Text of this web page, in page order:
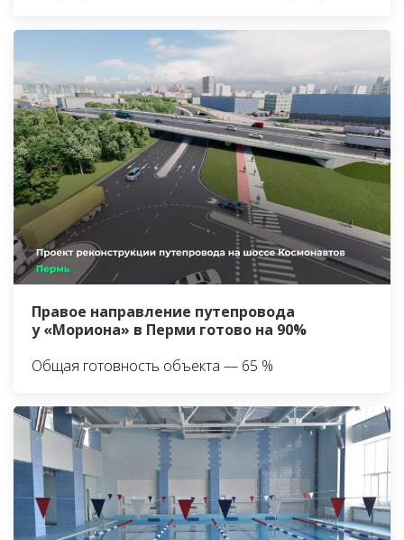
Правое направление путепровода
у «Мориона» в Перми готово на 90%
Общая готовность объекта — 65 %